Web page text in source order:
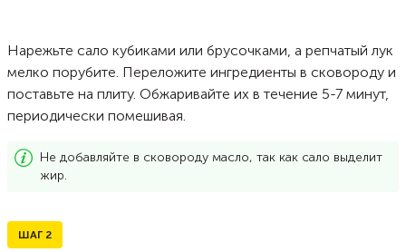
Нарежьте сало кубиками или брусочками, а репчатый лук
мелко порубите. Переложите ингредиенты в сковороду и
поставьте на плиту. Обжаривайте их в течение 5-7 минут,
периодически помешивая.
Не добавляйте в сковороду масло, так как сало выделит
жир.
ШАГ 2